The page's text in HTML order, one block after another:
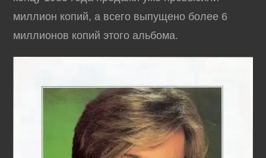
миллион копий, а всего выпущено более 6
миллионов копий этого альбома.